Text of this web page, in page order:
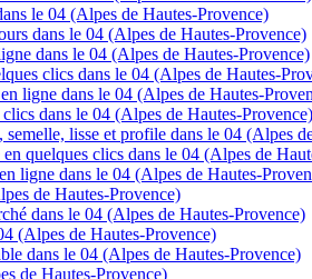
le 04 (Alpes de Hautes-Provence)
dans le 04 (Alpes de Hautes-Provence)
dans le 04 (Alpes de Hautes-Provence)
clics dans le 04 (Alpes de Hautes-
ligne dans le 04 (Alpes de Hautes-
dans le 04 (Alpes de Hautes-Provence)
lisse et profile dans le 04 (Alpes
quelques clics dans le 04 (Alpes de
ligne dans le 04 (Alpes de Hautes-
de Hautes-Provence)
dans le 04 (Alpes de Hautes-Provence)
(Alpes de Hautes-Provence)
dans le 04 (Alpes de Hautes-Provence)
de Hautes-Provence)